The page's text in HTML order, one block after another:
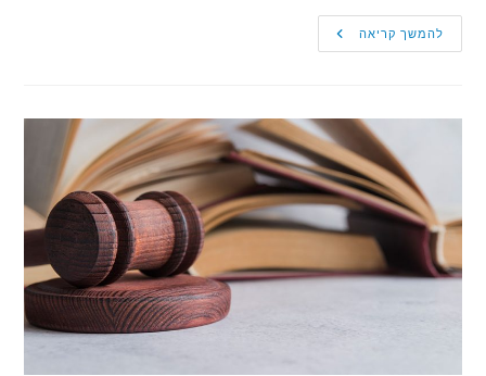
להמשך קריאההבעל
נטל
האם
בית
המשפט
הוציא
צו
הרחקה?